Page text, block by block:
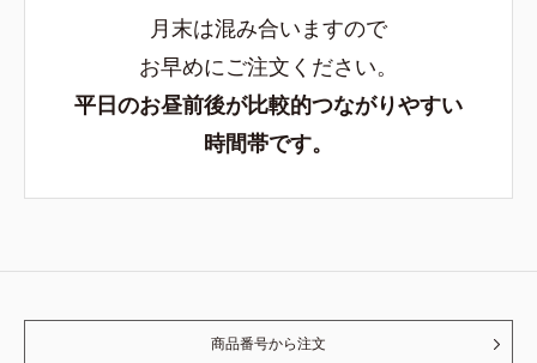
月末は混み合いますので
お早めにご注文ください。
平日のお昼前後が比較的つながりやすい
時間帯です。
商品番号から注文